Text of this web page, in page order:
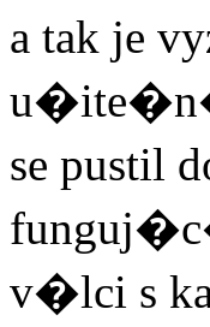
a tak je
se pustil
v�lci s